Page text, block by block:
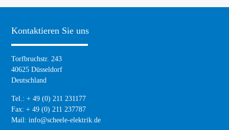
Kontaktieren Sie uns
Torfbruchstr. 243
40625 Düsseldorf
Deutschland
Tel.: + 49 (0) 211 231177
Fax: + 49 (0) 211 237787
Mail:info@scheele-elektrik.de